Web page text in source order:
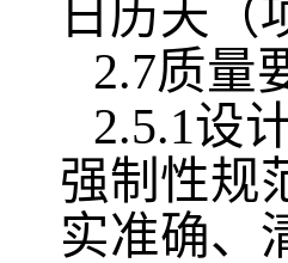
日历天（
2.7质量
2.5.1设
强制性规
实准确、